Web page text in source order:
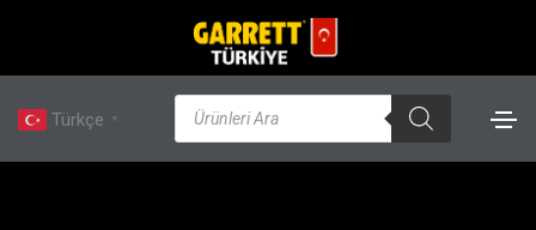
Türkçe ▼